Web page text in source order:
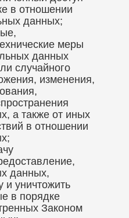
в отношении
данных;
меры
данных
случайного
изменения,
а также от иных
в отношении
данных,
и уничтожить
в порядке
Законом